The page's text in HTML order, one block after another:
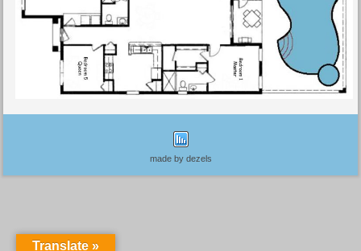
made by dezels
Translate »